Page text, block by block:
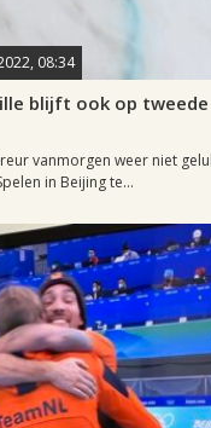
08:34
blijft ook op
vanmorgen weer niet
in Beijing te...